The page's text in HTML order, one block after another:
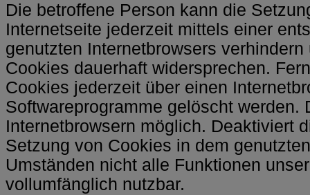
Die betroffene Person kann die
Internetseite jederzeit mittels einer
genutzten Internetbrowsers
Cookies dauerhaft widersprechen.
Cookies jederzeit über einen
Softwareprogramme gelöscht werden.
Internetbrowsern möglich. Deaktiviert
Setzung von Cookies in dem
Umständen nicht alle Funktionen
vollumfänglich nutzbar.